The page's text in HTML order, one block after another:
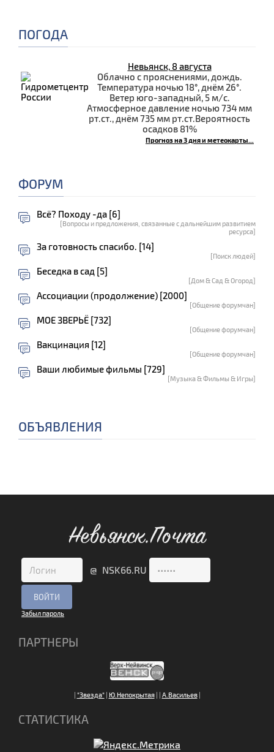
ПОГОДА
Невьянск, 8 августа
Облачно с прояснениями, дождь.
Температура ночью 18°, днём 26°.
Ветер юго-западный, 5 м/с.
Атмосферное давление ночью 734 мм
рт.ст., днём 735 мм рт.ст.Вероятность
осадков 81%
Прогноз на 3 дня и метеокарты...
ФОРУМ
Всё? Походу -да [6]
[Вопросы и предложения, связанные с дальнейшим развитием
ресурса]
За готовность спасибо. [14]
[Поиск людей]
Беседка в сад [5]
[Дом & Сад & Огород]
Ассоциации (продолжение) [2000]
[Общение форумчан]
МОЕ ЗВЕРЬЁ [732]
[Общение форумчан]
Вакцинация [12]
[Общение форумчан]
Ваши любимые фильмы [729]
[Музыка & Фильмы & Игры]
ОБЪЯВЛЕНИЯ
Невьянск.Почта
@ NSK66.RU
Забыл пароль
ПАРТНЕРЫ
| "Звезда"| Ю.Непокрытая| | А.Васильев|
СТАТИСТИКА